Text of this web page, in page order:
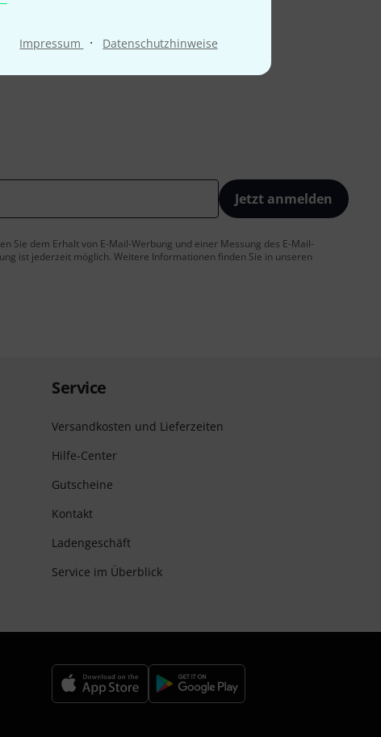
Impressum · Datenschutzhinweise
Jetzt anmelden
Sie dem Erhalt von E-Mail-Werbung und einer Messung des E-Mail-
ist jederzeit möglich. Weitere Informationen finden Sie in unseren
Service
Versandkosten und Lieferzeiten
Hilfe-Center
Gutscheine
Kontakt
Ladengeschäft
Service im Überblick